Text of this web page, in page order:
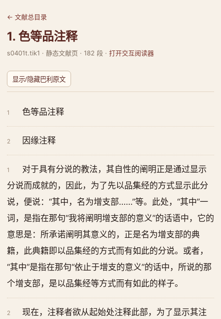
← 文献总目录
1. 色等品注释
s0401t.tik1 · 静态文献页 · 182 段 · 打开交互阅读器
显示/隐藏巴利原文
1 色等品注释
2 因缘注释
1
对于具有分说的教法，其自性的阐明正是通过显示
分说而成就的，因此，为了先以品集经的方式显示此分
说，便说：“其中，名为增支部……”等。此处，“其中”一
词，是指在那句“我将阐明增支部的意义”的话语中，它的
意思是：所承诺阐明其意义的，正是名为增支部的典
籍，此典籍即以品集经的方式而有如此的分说。或者，
“其中”是指在那句“依止于增支的意义”的话中，所说的那
个增支部，是以品集经等方式而有如此的样子。
2
现在，注释者欲从起始处注释此部，为了显示其注